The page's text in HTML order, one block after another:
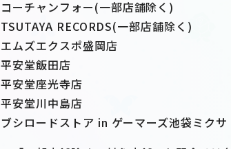
コーチャンフォー(一部店舗除く)
TSUTAYA RECORDS(一部店舗除く)
エムズエクスポ盛岡店
平安堂飯田店
平安堂座光寺店
平安堂川中島店
ブシロードストア in ゲーマーズ池袋ミクサ